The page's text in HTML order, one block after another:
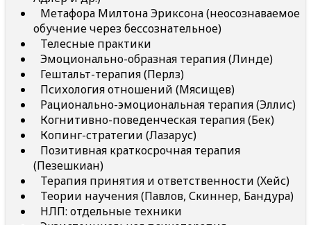
Метафора Милтона Эриксона (неосознаваемое
обучение через бессознательное)
Телесные практики
Эмоционально-образная терапия (Линде)
Гештальт-терапия (Перлз)
Психология отношений (Мясищев)
Рационально-эмоциональная терапия (Эллис)
Когнитивно-поведенческая терапия (Бек)
Копинг-стратегии (Лазарус)
Позитивная краткосрочная терапия
(Пезешкиан)
Терапия принятия и ответственности (Хейс)
Теории научения (Павлов, Скиннер, Бандура)
НЛП: отдельные техники